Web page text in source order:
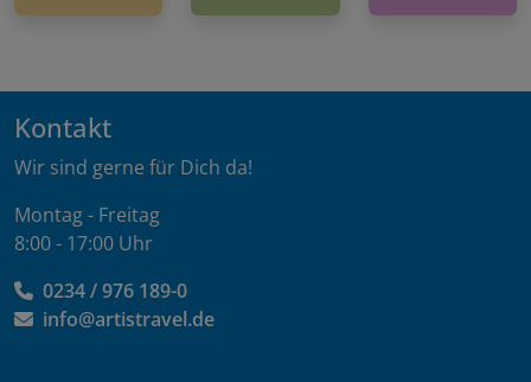
Kontakt
Wir sind gerne für Dich da!
Montag - Freitag
8:00 - 17:00 Uhr
0234 / 976 189-0
info@artistravel.de